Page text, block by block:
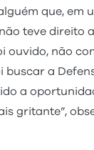
que, em
teve direito
ouvido, não
buscar a
a
gritante”,